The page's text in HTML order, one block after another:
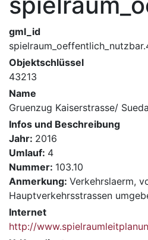
gml_id
Objektschlüssel
43213
Name
Gruenzug Kaiserstrasse/
Infos und Beschreibung
Jahr: 2016
Umlauf: 4
Nummer: 103.10
Anmerkung: Verkehrslaerm,
Hauptverkehrsstrassen
Internet
http://